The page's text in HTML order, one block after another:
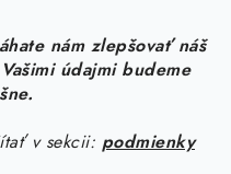
nám zlepšovať náš
údajmi budeme
v sekcii: podmienky